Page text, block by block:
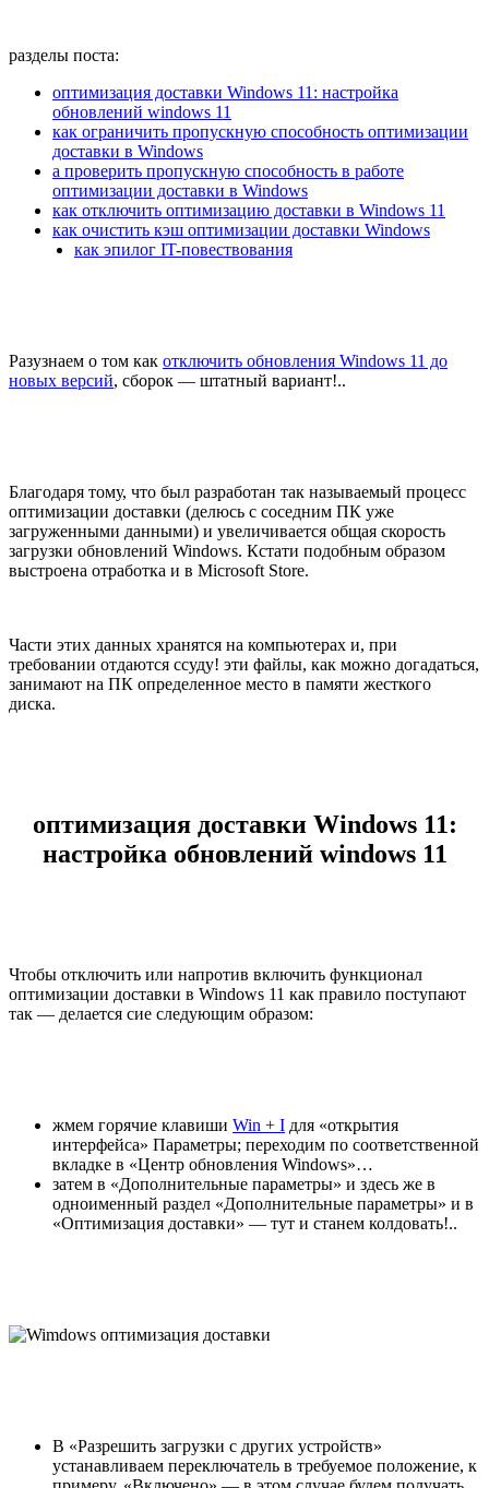
разделы поста:
оптимизация доставки Windows 11: настройка
обновлений windows 11
как ограничить пропускную способность оптимизации
доставки в Windows
а проверить пропускную способность в работе
оптимизации доставки в Windows
как отключить оптимизацию доставки в Windows 11
как очистить кэш оптимизации доставки Windows
как эпилог IT-повествования
Разузнаем о том как отключить обновления Windows 11 до
новых версий, сборок — штатный вариант!..
Благодаря тому, что был разработан так называемый процесс
оптимизации доставки (делюсь с соседним ПК уже
загруженными данными) и увеличивается общая скорость
загрузки обновлений Windows. Кстати подобным образом
выстроена отработка и в Microsoft Store.
Части этих данных хранятся на компьютерах и, при
требовании отдаются ссуду! эти файлы, как можно догадаться,
занимают на ПК определенное место в памяти жесткого
диска.
оптимизация доставки Windows 11:
настройка обновлений windows 11
Чтобы отключить или напротив включить функционал
оптимизации доставки в Windows 11 как правило поступают
так — делается сие следующим образом:
жмем горячие клавиши Win + I для «открытия
интерфейса» Параметры; переходим по соответственной
вкладке в «Центр обновления Windows»…
затем в «Дополнительные параметры» и здесь же в
одноименный раздел «Дополнительные параметры» и в
«Оптимизация доставки» — тут и станем колдовать!..
В «Разрешить загрузки с других устройств»
устанавливаем переключатель в требуемое положение, к